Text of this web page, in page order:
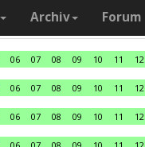
Archiv Forum
06 07 08 09 10 11 12
06 07 08 09 10 11 12
06 07 08 09 10 11 12